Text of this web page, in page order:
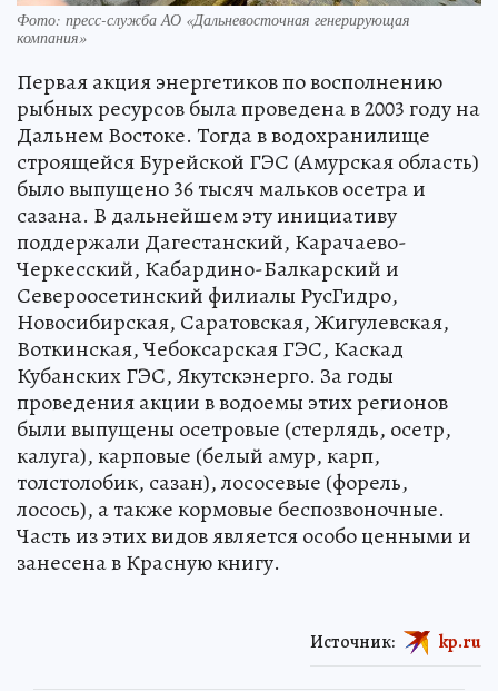
Фото: пресс-служба АО «Дальневосточная генерирующая
компания»
Первая акция энергетиков по восполнению
рыбных ресурсов была проведена в 2003 году на
Дальнем Востоке. Тогда в водохранилище
строящейся Бурейской ГЭС (Амурская область)
было выпущено 36 тысяч мальков осетра и
сазана. В дальнейшем эту инициативу
поддержали Дагестанский, Карачаево-
Черкесский, Кабардино-Балкарский и
Североосетинский филиалы РусГидро,
Новосибирская, Саратовская, Жигулевская,
Воткинская, Чебоксарская ГЭС, Каскад
Кубанских ГЭС, Якутскэнерго. За годы
проведения акции в водоемы этих регионов
были выпущены осетровые (стерлядь, осетр,
калуга), карповые (белый амур, карп,
толстолобик, сазан), лососевые (форель,
лосось), а также кормовые беспозвоночные.
Часть из этих видов является особо ценными и
занесена в Красную книгу.
Источник: kp.ru